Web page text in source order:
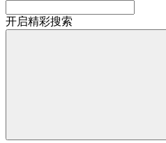
开启精彩搜索